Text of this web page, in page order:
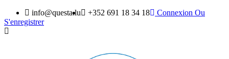
info@questa.lu +352 691 18 34 18 Connexion Ou
S'enregistrer